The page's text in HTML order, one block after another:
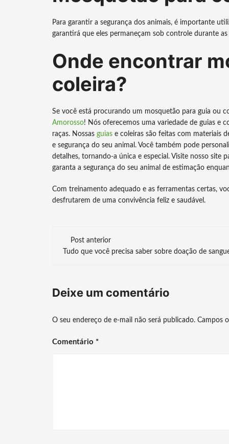
Para garantir a segurança dos animais, é importante
garantirá que eles permaneçam sob controle durante as
Onde encontrar
coleira?
Se você está procurando um mosquetão para guia ou
Amorosso! Nós oferecemos uma variedade de guias e
raças. Nossas guias e coleiras são feitas com materiais
e segurança do seu animal. Você também pode
detalhes, tornando-a única e especial. Visite nosso site
garanta a segurança do seu animal de estimação
Com treinamento adequado e as ferramentas certas,
desfrutarem de uma convivência feliz e saudável.
Navegação
de
post
Post anterior
Tudo que você precisa saber sobre doação de
Deixe um comentário
O seu endereço de e-mail não será publicado. Campos
Comentário *